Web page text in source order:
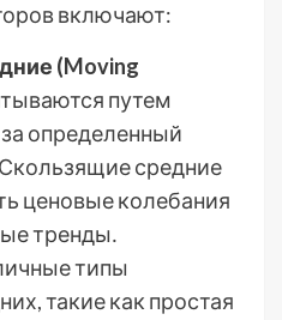
включают:
(Moving
путем
определенный
средние
ценовые колебания
тренды․
типы
такие как простая